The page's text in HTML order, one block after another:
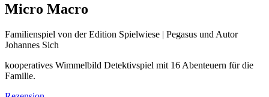
Micro Macro
Familienspiel von der Edition Spielwiese | Pegasus und Autor
Johannes Sich
kooperatives Wimmelbild Detektivspiel mit 16 Abenteuern für die
Familie.